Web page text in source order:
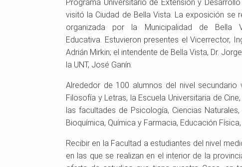
Programa Universitario de Extensión y
visitó la Ciudad de Bella Vista. La exposición se
organizada por la Municipalidad de
Educativa. Estuvieron presentes el Vicerrector,
Adrián Mirkin; el intendente de Bella Vista, Dr.
la UNT, José Ganín.
Alrededor de 100 alumnos del nivel
Filosofía y Letras, la Escuela Universitaria de
las facultades de Psicología, Ciencias
Bioquímica, Química y Farmacia, Educación
Recibir en la Facultad a estudiantes del nivel
en las que se realizan en el interior de la